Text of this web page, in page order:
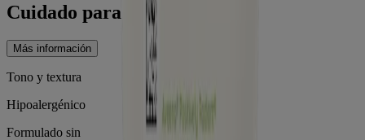
Cuidado para la piel
Más información
Tono y textura
Hipoalergénico
Formulado sin